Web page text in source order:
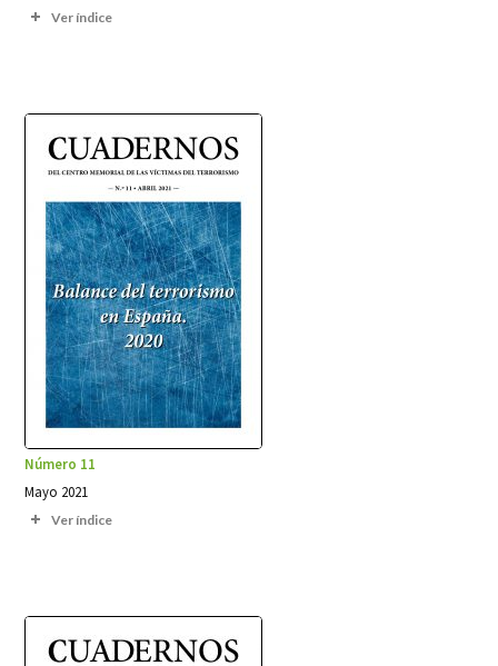
Ver índice
Número 11
Mayo 2021
Ver índice